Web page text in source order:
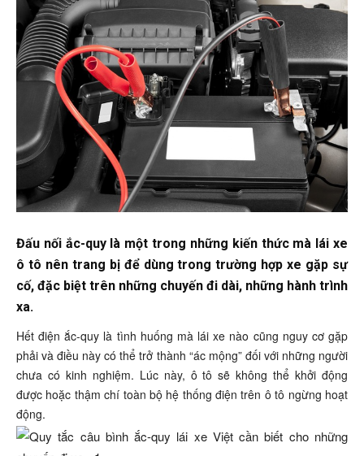
Đấu nối ắc-quy là một trong những kiến thức mà lái xe
ô tô nên trang bị để dùng trong trường hợp xe gặp sự
cố, đặc biệt trên những chuyến đi dài, những hành trình
xa.
Hết điện ắc-quy là tình huống mà lái xe nào cũng nguy cơ gặp
phải và điều này có thể trở thành “ác mộng” đối với những người
chưa có kinh nghiệm. Lúc này, ô tô sẽ không thể khởi động
được hoặc thậm chí toàn bộ hệ thống điện trên ô tô ngừng hoạt
động.